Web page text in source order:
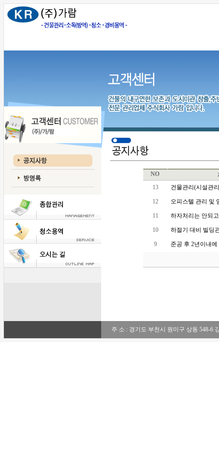
NO
13
건물관리(시설관
12 오피스텔 관리 및
11 하자처리는 안되
10 하절기 대비 빌딩
9 준공 후 2년이내
주 소 : 경기도 부천시 원미구 상동 548-6